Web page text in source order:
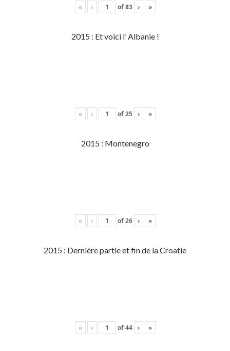
« ‹ of83 › »
2015 : Et voici l’ Albanie !
« ‹ of25 › »
2015 : Montenegro
« ‹ of26 › »
2015 : Dernière partie et fin de la Croatie
« ‹ of44 › »